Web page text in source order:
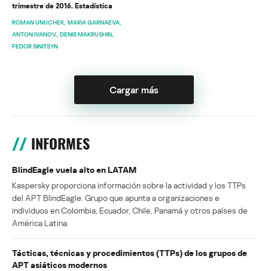
trimestre de 2016. Estadística
ROMAN UNUCHEK MARIA GARNAEVA
ANTON IVANOV DENIS MAKRUSHIN
FEDOR SINITSYN
Cargar más
INFORMES
BlindEagle vuela alto en LATAM
Kaspersky proporciona información sobre la actividad y los TTPs
del APT BlindEagle. Grupo que apunta a organizaciones e
individuos en Colombia, Ecuador, Chile, Panamá y otros países de
América Latina.
Tácticas, técnicas y procedimientos (TTPs) de los grupos de
APT asiáticos modernos